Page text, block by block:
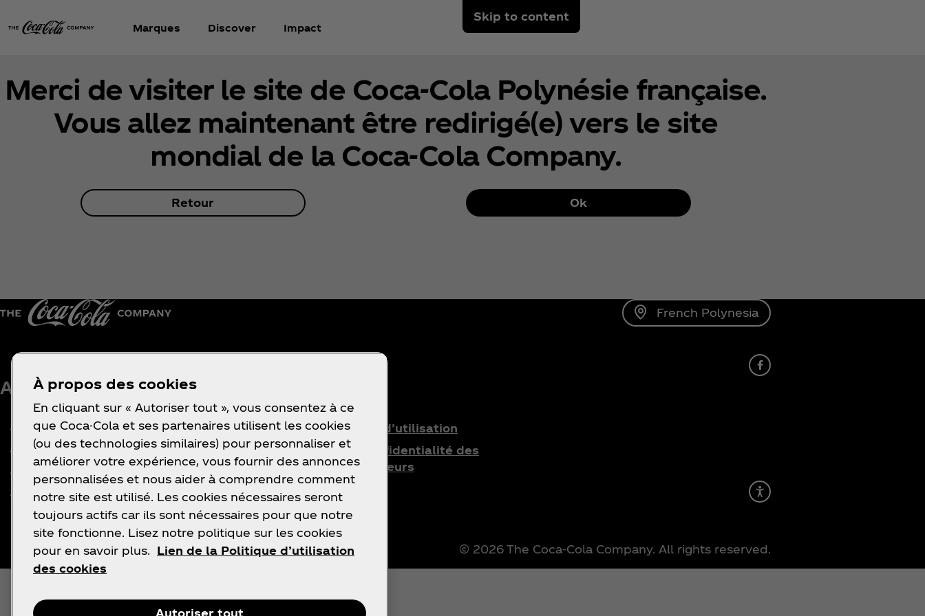
Skip to content
Marques Discover Impact
Merci de visiter le site de Coca‑Cola Polynésie française.
Vous allez maintenant être redirigé(e) vers le site
mondial de la Coca‑Cola Company.
Retour Ok
French Polynesia
A propos de nous
Notre entreprise
Pôle Média
Carrières
Besoin d’aide?
FAQ
Sommaire
Contactez nous
Conditions d’utilisation
Avis de confidentialité des
consommateurs
Facebook
Recite Me
© 2026 The Coca‑Cola Company. All rights reserved.
À propos des cookies
En cliquant sur « Autoriser tout », vous consentez à ce
que Coca-Cola et ses partenaires utilisent les cookies
(ou des technologies similaires) pour personnaliser et
améliorer votre expérience, vous fournir des annonces
personnalisées et nous aider à comprendre comment
notre site est utilisé. Les cookies nécessaires seront
toujours actifs car ils sont nécessaires pour que notre
site fonctionne. Lisez notre politique sur les cookies
pour en savoir plus.
Lien de la Politique d’utilisation
des cookies
Autoriser tout